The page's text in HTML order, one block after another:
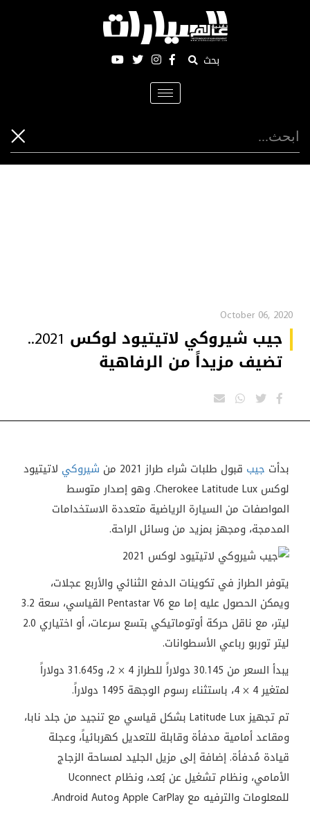
بحث
Toggle
navigation
October 06, 2020
جيب شيروكي لاتيتيود لوكس 2021..
تضيف مزيداً من الرفاهية
بدأت جيب قبول طلبات شراء طراز 2021 من شيروكي لاتيتيود
لوكس Cherokee Latitude Lux. وهو إصدار متوسط ​​
المواصفات من السيارة الرياضية متعددة الاستخدامات
المدمجة، ومجهز بمزيد من وسائل الراحة.
يتوفر الطراز في تكوينات الدفع الثنائي والأربع عجلات،
ويمكن الحصول عليه إما مع Pentastar V6 القياسي، سعة 3.2
ليتر، مع ناقل حركة أوتوماتيكي بتسع سرعات، أو اختياري 2.0
ليتر توربو رباعي الأسطوانات.
يبدأ السعر من 30.145 دولاراً للطراز 4 × 2، و31.645 دولاراً
لمتغير 4 × 4، باستثناء رسوم الوجهة 1495 دولاراً.
تم تجهيز Latitude Lux بشكل قياسي مع تنجيد من جلد نابا،
ومقاعد أمامية مدفأة وقابلة للتعديل كهربائياً، وعجلة
قيادة مُدفأة. إضافة إلى مزيل الجليد لمساحة الزجاج
الأمامي، ونظام تشغيل عن بُعد، ونظام Uconnect
للمعلومات والترفيه مع Apple CarPlay وAndroid Auto.